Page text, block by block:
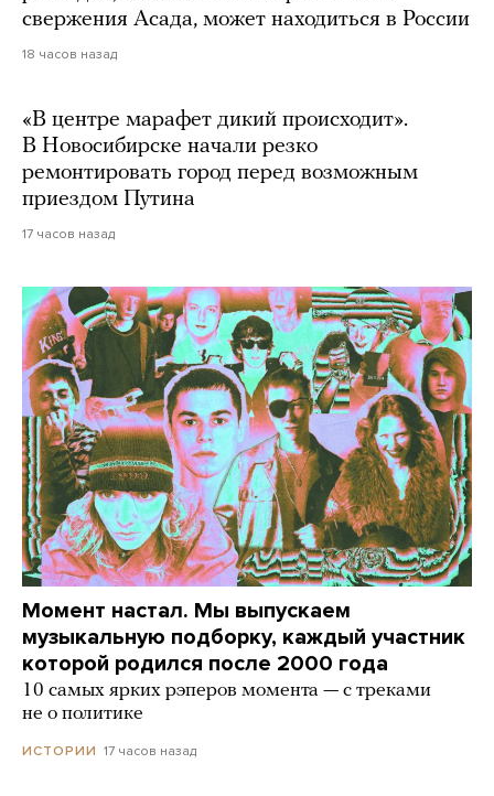
свержения Асада, может находиться в России
18 часов назад
«В центре марафет дикий происходит».
В Новосибирске начали резко
ремонтировать город перед возможным
приездом Путина
17 часов назад
Момент настал. Мы выпускаем
музыкальную подборку, каждый участник
которой родился после 2000 года
10 самых ярких рэперов момента — с треками
не о политике
ИСТОРИИ 17 часов назад